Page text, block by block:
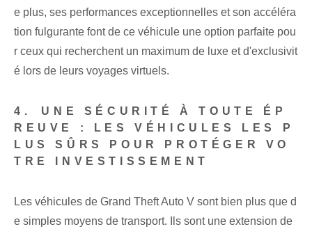
e plus,⁢ ses performances exceptionnelles et son accéléra
tion fulgurante⁤ font de ce véhicule une option parfaite pou
r ceux qui recherchent un maximum de luxe et⁢ d'exclusivit
é lors de leurs voyages virtuels.
4.⁤ UNE SÉCURITÉ À TOUTE ÉP
REUVE : LES VÉHICULES LES P
LUS SÛRS POUR PROTÉGER VO
TRE INVESTISSEMENT
Les véhicules de Grand Theft Auto V sont bien plus que d
e simples moyens de transport. ‌Ils sont une extension de